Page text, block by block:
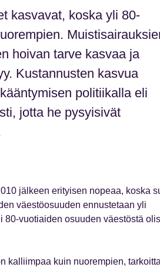
kasvavat, koska yli 80-
hoivan tarve kasvaa ja
Kustannusten kasvua
politiikalla eli
jotta he pysyisivät
jälkeen erityisen nopeaa, koska
väestöosuuden ennustetaan yli
vuotiaiden osuuden väestöstä
kalliimpaa kuin nuorempien,